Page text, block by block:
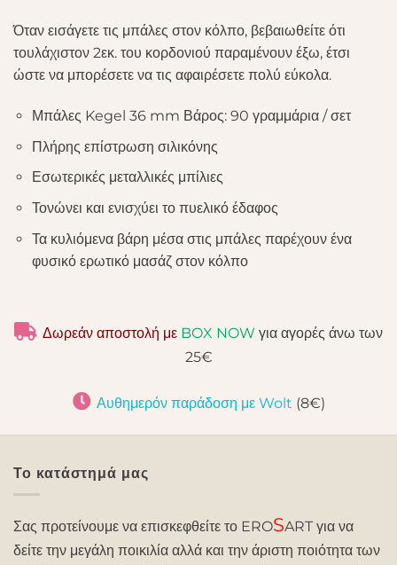
Όταν εισάγετε τις μπάλες στον κόλπο, βεβαιωθείτε ότι
τουλάχιστον 2εκ. του κορδονιού παραμένουν έξω, έτσι
ώστε να μπορέσετε να τις αφαιρέσετε πολύ εύκολα.
Μπάλες Kegel 36 mm Βάρος: 90 γραμμάρια / σετ
Πλήρης επίστρωση σιλικόνης
Εσωτερικές μεταλλικές μπίλιες
Τονώνει και ενισχύει το πυελικό έδαφος
Τα κυλιόμενα βάρη μέσα στις μπάλες παρέχουν ένα
φυσικό ερωτικό μασάζ στον κόλπο
Δωρεάν αποστολή με BOX NOW για αγορές άνω των
25€
Αυθημερόν παράδοση με Wolt (8€)
Το κατάστημά μας
Σας προτείνουμε να επισκεφθείτε το EROSART για να
δείτε την μεγάλη ποικιλία αλλά και την άριστη ποιότητα των